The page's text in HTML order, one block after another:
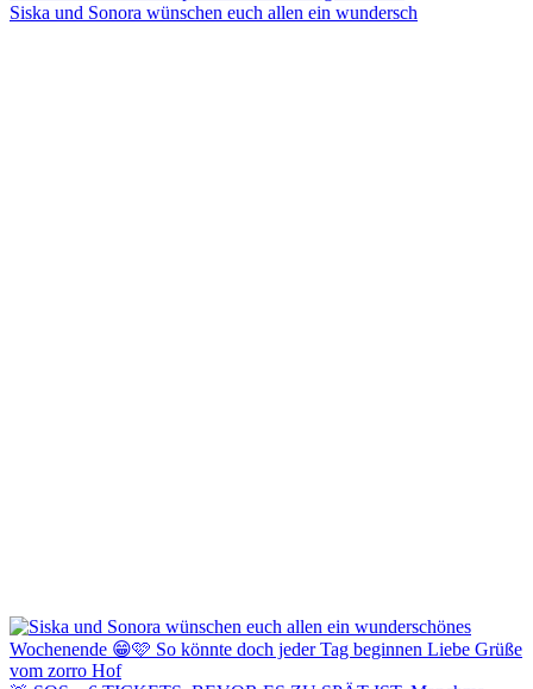
Siska und Sonora wünschen euch allen ein wundersch